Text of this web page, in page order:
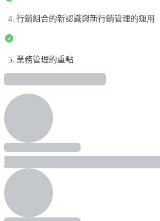
4. 行銷組合的新認識與新行銷管理的運用
5. 業務管理的重點